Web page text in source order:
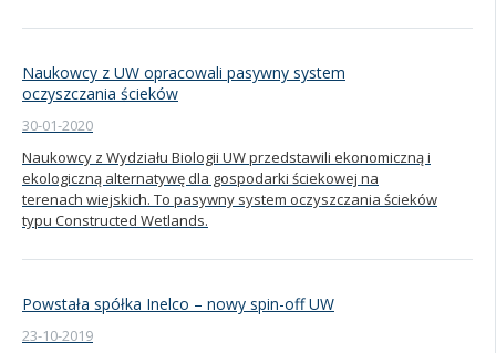
Naukowcy z UW opracowali pasywny system
oczyszczania ścieków
30-01-2020
Naukowcy z Wydziału Biologii UW przedstawili ekonomiczną i
ekologiczną alternatywę dla gospodarki ściekowej na
terenach wiejskich. To pasywny system oczyszczania ścieków
typu Constructed Wetlands.
Powstała spółka Inelco – nowy spin-off UW
23-10-2019